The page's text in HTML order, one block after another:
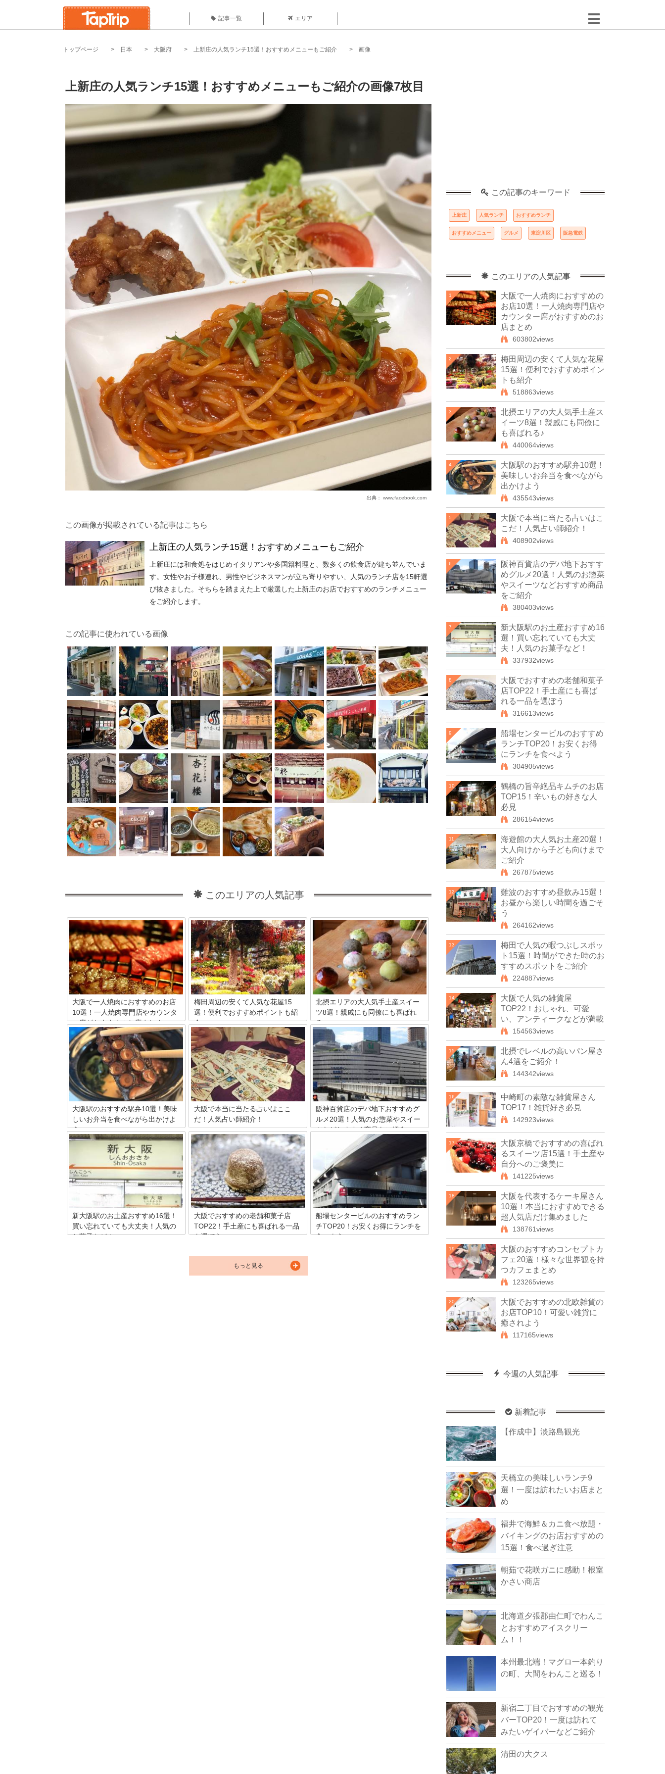
記事一覧 エリア
トップページ 日本 大阪府 上新庄の人気ランチ15選！おすすめメニューもご紹介 画像
上新庄の人気ランチ15選！おすすめメニューもご紹介の画像7枚目
出典： www.facebook.com
この画像が掲載されている記事はこちら
上新庄の人気ランチ15選！おすすめメニューもご紹介
上新庄には和食処をはじめイタリアンや多国籍料理と、数多くの飲食店が建ち並んでいま
す。女性やお子様連れ、男性やビジネスマンが立ち寄りやすい、人気のランチ店を15軒選
び抜きました。そちらを踏まえた上で厳選した上新庄のお店でおすすめのランチメニュー
をご紹介します。
この記事に使われている画像
このエリアの人気記事
大阪で一人焼肉におすすめのお店
10選！一人焼肉専門店やカウンタ
ー席がおすすめのお店まとめ
大阪には一人焼肉に適した店がたくさん
あります。その中でも、人気が高い店や
一人焼肉専門店など合わせて10店舗ご紹
介していきます。一人でも焼肉を楽しみ
たいという人は、ぜひ参考にしてくださ
い。
梅田周辺の安くて人気な花屋15
選！便利でおすすめポイントも紹
介
梅田の花屋さんで安いブーケやアレンジ
メント、バルーン花束などをゲットでき
るオススメのお店を15店ご紹介。おしゃ
れなショップから最寄り駅徒歩圏内の深
夜まで営業の人気スポットまでが勢ぞろ
いしました。花の配達が安い、または無
料の花屋さんや当日配達OK店もご案内
します。口コミや値段も参考にしてみて
下さいね。
北摂エリアの大人気手土産スイー
ツ8選！親戚にも同僚にも喜ばれ
る♪
数多くのスイーツの名店がある大阪。お
土産選びに悩んでしまう方も多いかと思
います。今回は北摂エリアにある人気の
お店から、手土産に人気のおすすめ商品
を選んでみました！有名なものはもちろ
ん、知る人ぞ知るものまで幅広くご紹介
していきます。ぜひ楽しんでみてくださ
い♪
大阪駅のおすすめ駅弁10選！美味
しいお弁当を食べながら出かけよ
う
日々、たくさんの人が行き交う大阪駅。
景色やショッピングなども旅の楽しみで
すが、電車の中で味わう駅弁も旅の醍醐
味の一つです。大阪駅では美味しい駅弁
がたくさん販売され、特に人気なのは関
西ならではの味わいが楽しめるタイプ！
そこで今回は、大阪駅で購入可能なさま
ざまなジャンルの駅弁をご紹介します。
大阪で本当に当たる占いはここ
だ！人気占い師紹介！
よりよい未来へとアドバイスをくれる、
占い。元気が出ない時や、人生に迷った
時に占い師に見てもらいたいという人は
少なくないでしょう。同じ時間とお金を
かけるなら、思わず「当たってる！」と
うならせてくれる占いが良いですよね。
そこで、大阪で当たると人気の占いスポ
ットをまとめてみました。
阪神百貨店のデパ地下おすすめグ
ルメ20選！人気のお惣菜やスイー
ツなどおすすめ商品をご紹介
阪神百貨店のデパ地下グルメを案内しま
す。阪神百貨店には地下にスナックパー
クというフードコートがあり、名物料理
などが気軽に味わえます。そして百貨店
の食料品売り場も侮れないグルメばか
り。そんな中でも特におすすめで人気の
ものばかりを20アイテム厳選しました。
新大阪駅のお土産おすすめ16選！
買い忘れていても大丈夫！人気の
お菓子など！
大阪でおすすめの老舗和菓子店
TOP22！手土産にも喜ばれる一品
を選ぼう
れ、現在では「食い倒れの街」と呼ばれ
ており、たこ焼きやお好み焼きなどの粉
ものや、串揚げなど美味しいもので有名
船場センタービルのおすすめラン
チTOP20！お安くお得にランチを
食べよう
もっと見る
この記事のキーワード
上新庄 人気ランチ おすすめランチ
おすすめメニュー グルメ 東淀川区 阪急電鉄
このエリアの人気記事
1
大阪で一人焼肉におすすめの
お店10選！一人焼肉専門店や
カウンター席がおすすめのお
店まとめ
603802views
2
梅田周辺の安くて人気な花屋
15選！便利でおすすめポイン
トも紹介
518863views
3
北摂エリアの大人気手土産ス
イーツ8選！親戚にも同僚に
も喜ばれる♪
440064views
4
大阪駅のおすすめ駅弁10選！
美味しいお弁当を食べながら
出かけよう
435543views
5
大阪で本当に当たる占いはこ
こだ！人気占い師紹介！
408902views
6
阪神百貨店のデパ地下おすす
めグルメ20選！人気のお惣菜
やスイーツなどおすすめ商品
をご紹介
380403views
7
新大阪駅のお土産おすすめ16
選！買い忘れていても大丈
夫！人気のお菓子など！
337932views
8
大阪でおすすめの老舗和菓子
店TOP22！手土産にも喜ば
れる一品を選ぼう
316613views
9
船場センタービルのおすすめ
ランチTOP20！お安くお得
にランチを食べよう
304905views
10
鶴橋の旨辛絶品キムチのお店
TOP15！辛いもの好きな人
必見
286154views
11
海遊館の大人気お土産20選！
大人向けから子ども向けまで
ご紹介
267875views
12
難波のおすすめ昼飲み15選！
お昼から楽しい時間を過ごそ
う
264162views
13
梅田で人気の暇つぶしスポッ
ト15選！時間ができた時のお
すすめスポットをご紹介
224887views
14
大阪で人気の雑貨屋
TOP22！おしゃれ、可愛
い、アンティークなどが満載
154563views
15
北摂でレベルの高いパン屋さ
ん4選をご紹介！
144342views
16
中崎町の素敵な雑貨屋さん
TOP17！雑貨好き必見
142923views
17
大阪京橋でおすすめの喜ばれ
るスイーツ店15選！手土産や
自分へのご褒美に
141225views
18
大阪を代表するケーキ屋さん
10選！本当におすすめできる
超人気店だけ集めました
138761views
19
大阪のおすすめコンセプトカ
フェ20選！様々な世界観を持
つカフェまとめ
123265views
20
大阪でおすすめの北欧雑貨の
お店TOP10！可愛い雑貨に
癒されよう
117165views
今週の人気記事
新着記事
【作成中】淡路島観光
天橋立の美味しいランチ9
選！一度は訪れたいお店まと
め
福井で海鮮＆カニ食べ放題・
バイキングのお店おすすめの
15選！食べ過ぎ注意
朝茹で花咲ガニに感動！根室
かさい商店
北海道夕張郡由仁町でわんこ
とおすすめアイスクリー
ム！！
本州最北端！マグロ一本釣り
の町、大間をわんこと巡る！
新宿二丁目でおすすめの観光
バーTOP20！一度は訪れて
みたいゲイバーなどご紹介
清田の大クス